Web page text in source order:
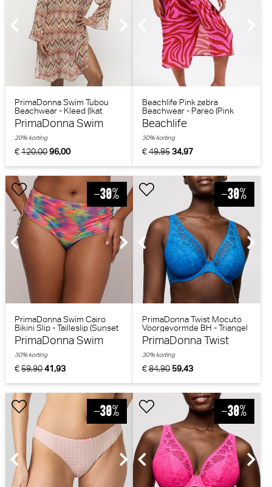
PrimaDonna Swim Tubou
Beachwear - Kleed (Ikat
Summer)
PrimaDonna Swim
€120,0096,00
20% korting
Beachlife Pink zebra
Beachwear - Pareo (Pink
Zebra)
Beachlife
€49,9534,97
30% korting
PrimaDonna Swim Cairo
Bikini Slip - Tailleslip (Sunset
Nile)
PrimaDonna Swim
€59,9041,93
30% korting
PrimaDonna Twist Mocuto
Voorgevormde BH - Triangel
BH (Blu China)
PrimaDonna Twist
€84,90 59,43
30% korting